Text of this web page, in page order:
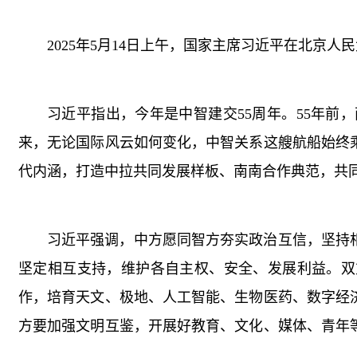
2025年5月14日上午，国家主席习近平在北京人
习近平指出，今年是中智建交55周年。55年前
来，无论国际风云如何变化，中智关系这艘航船始
代内涵，打造中拉共同发展样板、南南合作典范，共
习近平强调，中方愿同智方夯实政治互信，坚
坚定相互支持，维护各自主权、安全、发展利益。
作，培育天文、极地、人工智能、生物医药、数字
方要加强文明互鉴，开展好教育、文化、媒体、青